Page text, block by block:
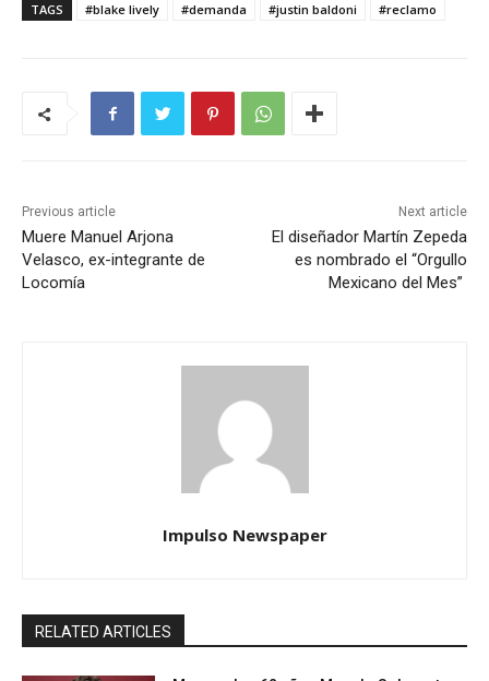
TAGS #blake lively #demanda #justin baldoni #reclamo
Previous article
Muere Manuel Arjona
Velasco, ex-integrante de
Locomía
Next article
El diseñador Martín Zepeda
es nombrado el “Orgullo
Mexicano del Mes”
Impulso Newspaper
RELATED ARTICLES